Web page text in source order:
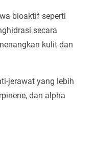
bioaktif seperti
secara
kulit dan
jerawat yang lebih
dan alpha